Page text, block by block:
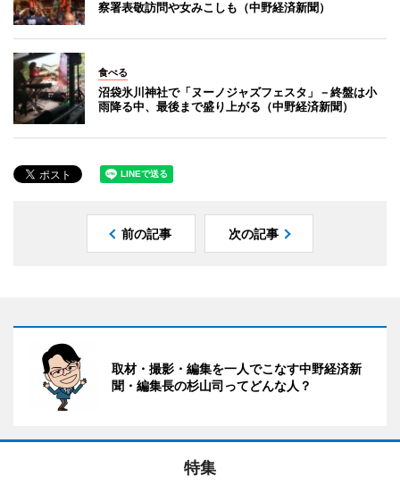
察署表敬訪問や女みこしも（中野経済新聞）
食べる
沼袋氷川神社で「ヌーノジャズフェスタ」－終盤は小
雨降る中、最後まで盛り上がる（中野経済新聞）
前の記事 次の記事
取材・撮影・編集を一人でこなす中野経済新
聞・編集長の杉山司ってどんな人？
特集